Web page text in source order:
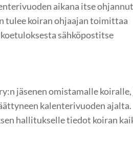
aikana itse ohjannut
tulee koiran ohjaajan toimittaa
sähköpostitse
jäsenen omistamalle koiralle,
kalenterivuoden ajalta.
hallitukselle tiedot koiran